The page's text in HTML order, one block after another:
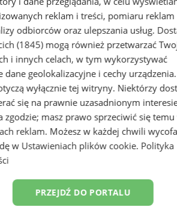
przypadek
w Sosnowcu
reklam i treści, pomiaru reklam
odbiorców oraz ulepszania usług.
(1845)mogą również przetwarzać
i innych celach, w tym wykorzystywać
dane geolokalizacyjne i cechy
wyłącznie tej witryny. Niektórzy
się na prawnie uzasadnionym
zgodzie; masz prawo sprzeciwić się temu
reklam. Możesz w każdej chwili
w Ustawieniach plików cookie. Polityka
PRZEJDŹ DO PORTALU